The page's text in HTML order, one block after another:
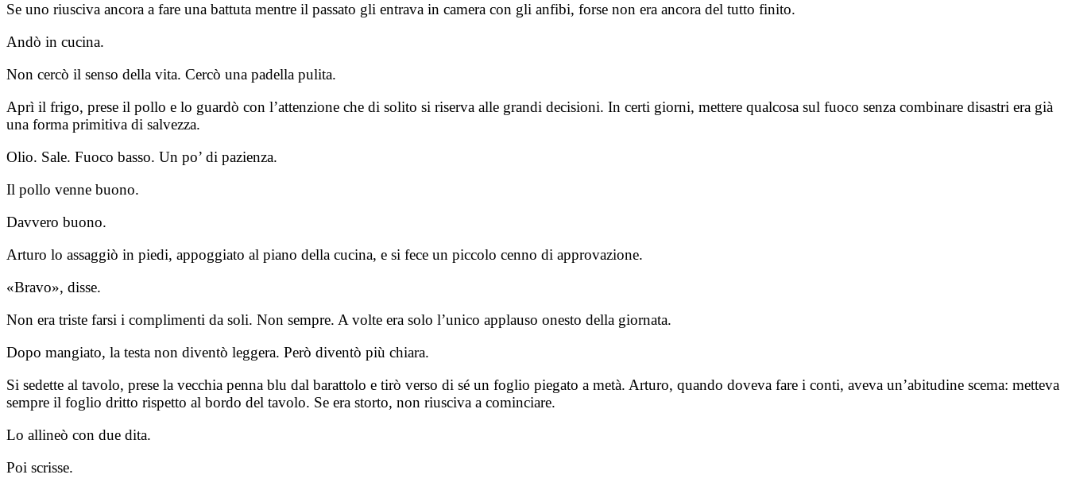
Se uno riusciva ancora a fare una battuta mentre il passato gli entrava in camera con gli anfibi, forse non era ancora del tutto finito.
Andò in cucina.
Non cercò il senso della vita. Cercò una padella pulita.
Aprì il frigo, prese il pollo e lo guardò con l’attenzione che di solito si riserva alle grandi decisioni. In certi giorni, mettere qualcosa sul fuoco senza combinare disastri era già
una forma primitiva di salvezza.
Olio. Sale. Fuoco basso. Un po’ di pazienza.
Il pollo venne buono.
Davvero buono.
Arturo lo assaggiò in piedi, appoggiato al piano della cucina, e si fece un piccolo cenno di approvazione.
«Bravo», disse.
Non era triste farsi i complimenti da soli. Non sempre. A volte era solo l’unico applauso onesto della giornata.
Dopo mangiato, la testa non diventò leggera. Però diventò più chiara.
Si sedette al tavolo, prese la vecchia penna blu dal barattolo e tirò verso di sé un foglio piegato a metà. Arturo, quando doveva fare i conti, aveva un’abitudine scema: metteva
sempre il foglio dritto rispetto al bordo del tavolo. Se era storto, non riusciva a cominciare.
Lo allineò con due dita.
Poi scrisse.